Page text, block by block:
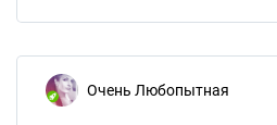
Очень Любопытная